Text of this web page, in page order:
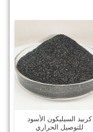
كربيد السيليكون الأسود
للتوصيل الحراري